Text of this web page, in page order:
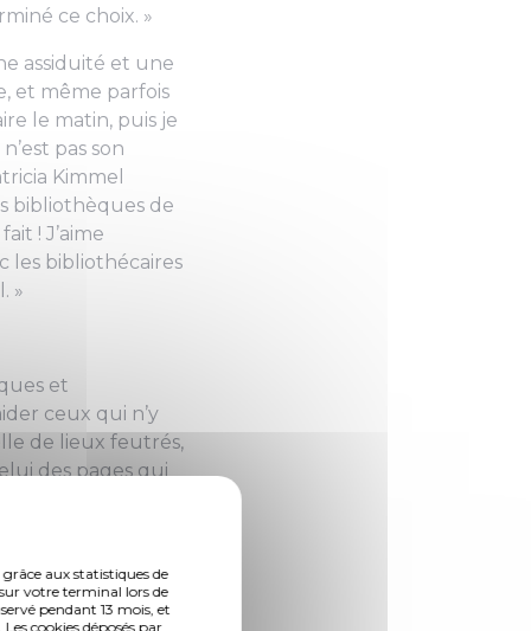
aux statistiques de
votre terminal lors de
pendant 13 mois, et
cookies déposés par
ce choix. »
assiduité et une
et même parfois
le matin, puis je
pas son
Kimmel
bibliothèques de
! J’aime
les bibliothécaires
»
et
ceux qui n’y
de lieux feutrés,
des pages qui
patrimoniaux
dernière rentrée
des trois